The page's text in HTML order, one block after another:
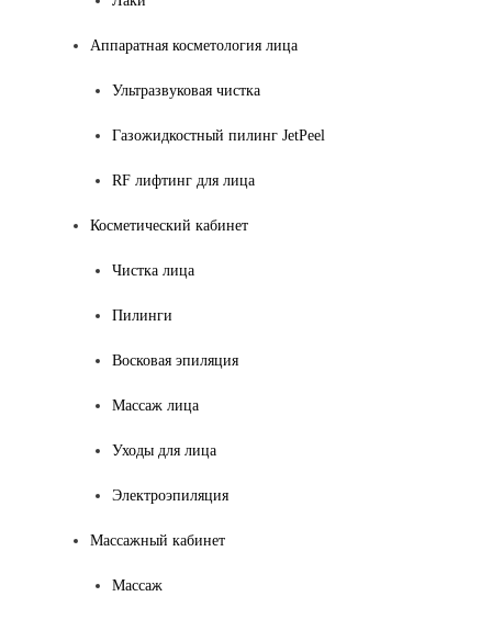
Аппаратная косметология лица
Ультразвуковая чистка
Газожидкостный пилинг JetPeel
RF лифтинг для лица
Косметический кабинет
Чистка лица
Пилинги
Восковая эпиляция
Массаж лица
Уходы для лица
Электроэпиляция
Массажный кабинет
Массаж